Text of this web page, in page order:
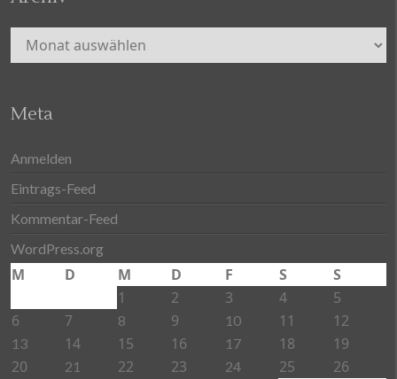
Archiv
Meta
Anmelden
Eintrags-Feed
Kommentar-Feed
WordPress.org
M D M D F S
S
1
2 3 4
5
6
7 8 9 10 11 12
13 14 15 16 17 18
19
20
21 22 23 24 25
26